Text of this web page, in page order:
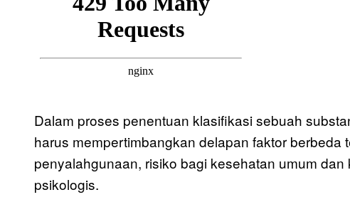
Dalam proses penentuan klasifikasi sebuah
harus mempertimbangkan delapan faktor berbeda
penyalahgunaan, risiko bagi kesehatan umum
psikologis.